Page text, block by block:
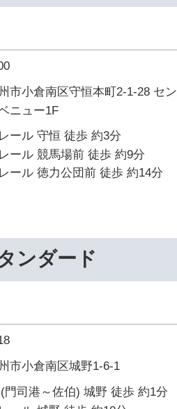
市小倉南区守恒本町2-1-28 セン
ニュー1F
ール 守恒 徒歩 約3分
ール 競馬場前 徒歩 約9分
ール 徳力公団前 徒歩 約14分
ンダード
市小倉南区城野1-6-1
門司港～佐伯) 城野 徒歩 約1分